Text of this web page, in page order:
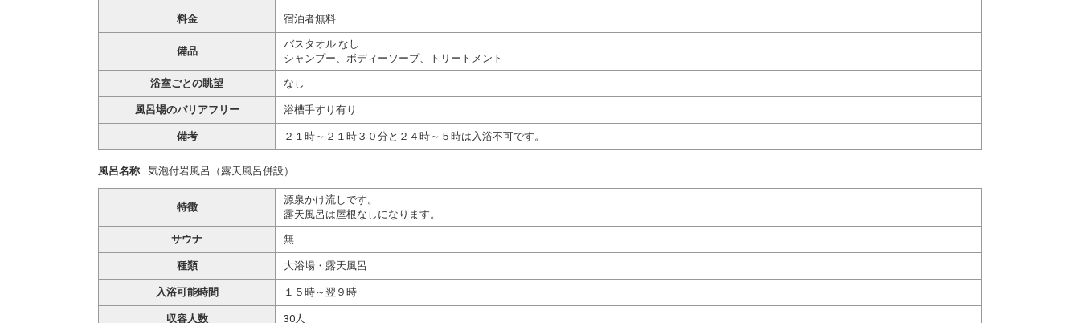
料金 宿泊者無料
備品
バスタオル なし
シャンプー、ボディーソープ、トリートメント
浴室ごとの眺望 なし
風呂場のバリアフリー 浴槽手すり有り
備考 ２１時～２１時３０分と２４時～５時は入浴不可です。
風呂名称 気泡付岩風呂（露天風呂併設）
特徴
源泉かけ流しです。
露天風呂は屋根なしになります。
サウナ 無
種類 大浴場・露天風呂
入浴可能時間 １５時～翌９時
収容人数 30人